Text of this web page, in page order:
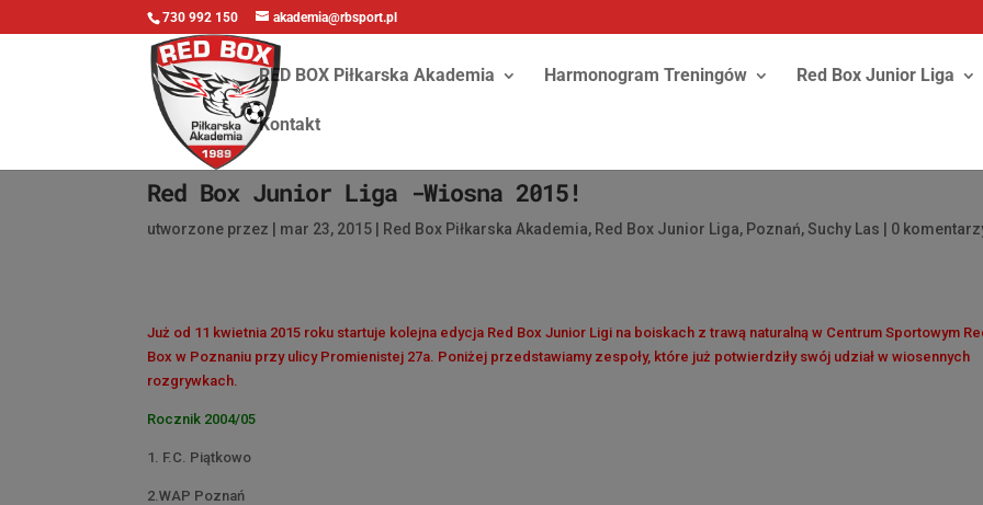
730 992 150 akademia@rbsport.pl
RED BOX Piłkarska Akademia Harmonogram Treningów Red Box Junior Liga
Kontakt
Red Box Junior Liga -Wiosna 2015!
utworzone przez mar 23, 2015 Red Box Piłkarska Akademia, Red Box Junior Liga, Poznań,Suchy Las 0
Już od 11 kwietnia 2015 roku startuje kolejna edycja Red Box Junior Ligi na boiskach z trawą naturalną w Centrum Sportowym
Box w Poznaniu przy ulicy Promienistej 27a. Poniżej przedstawiamy zespoły, które już potwierdziły swój udział w wiosennych
rozgrywkach.
Rocznik 2004/05
1. F.C. Piątkowo
2.WAP Poznań